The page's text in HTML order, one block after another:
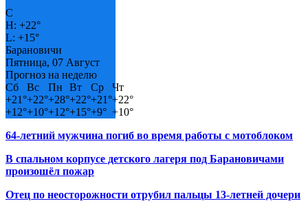
C
H: +22°
L: +15°
Барановичи
Пятница, 07 Август
Прогноз на неделю
Сб
Вс Пн Вт Ср
Чт
+21°+22°+28°+22°+21°+22°
+12°+10°+12°+15°+9° +10°
64-летний мужчина погиб во время работы с мотоблоком
В спальном корпусе детского лагеря под Барановичами
произошёл пожар
Отец по неосторожности отрубил пальцы 13-летней дочери